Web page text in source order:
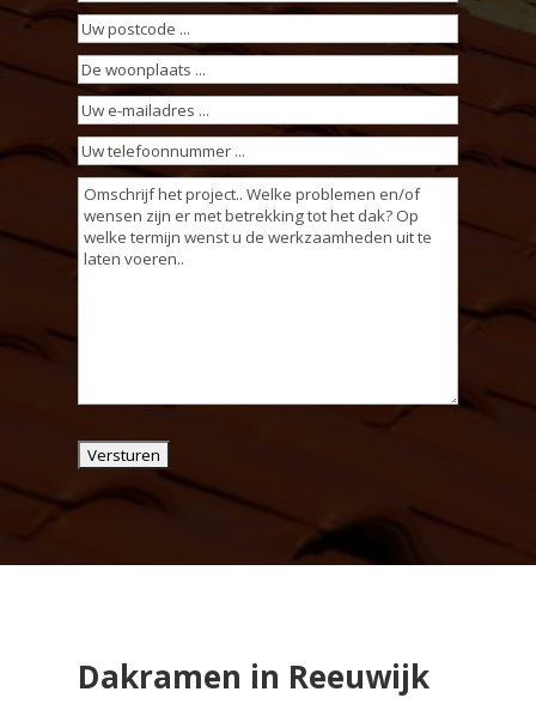
adres(Vereist)
Uw
postcode(Vereist)
De
woonplaats(Vereist)
Uw
e-
mailadres(Vereist)
Uw
telefoonnummer(Vereist)
Omschrijving
werkzaamheden(Vereist)
Dakramen in Reeuwijk